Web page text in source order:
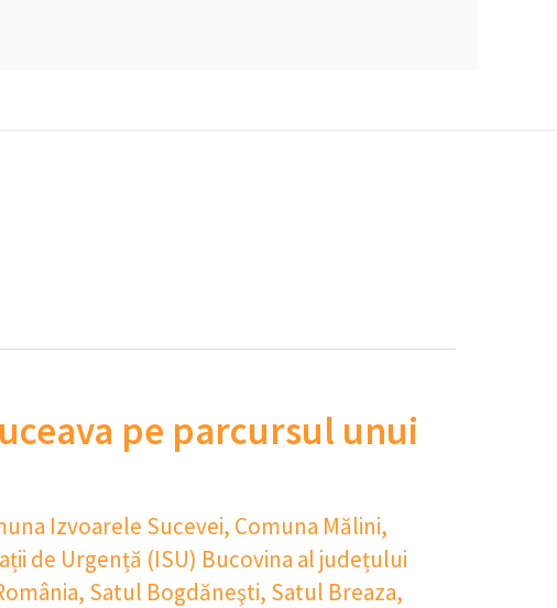
pe parcursul unui
Izvoarele Sucevei, Comuna Mălini,
de Urgență (ISU) Bucovina al județului
, Satul Bogdăneşti, Satul Breaza,